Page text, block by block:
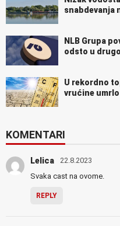
snabdevanja
NLB Grupa
odsto u
U rekordno
vrućine umrlo
KOMENTARI
Lelica 22.8.2023
Svaka cast na ovome.
REPLY